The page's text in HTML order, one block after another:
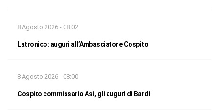
8 Agosto 2026 - 08:02
Latronico: auguri all’Ambasciatore Cospito
8 Agosto 2026 - 08:00
Cospito commissario Asi, gli auguri di Bardi